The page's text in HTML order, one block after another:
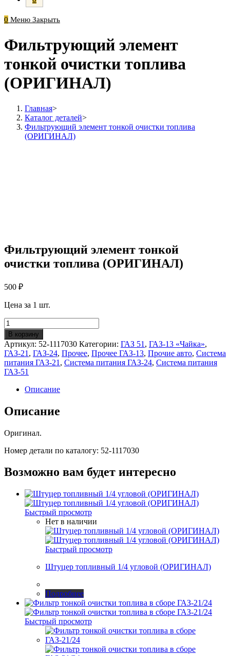
0 Меню Закрыть
Фильтрующий элемент
тонкой очистки топлива
(ОРИГИНАЛ)
Главная>
Каталог деталей>
Фильтрующий элемент тонкой очистки топлива
(ОРИГИНАЛ)
Фильтрующий элемент тонкой
очистки топлива (ОРИГИНАЛ)
500 ₽
Цена за 1 шт.
Количество
Фильтрующий
элемент
тонкой
очистки
топлива
(ОРИГИНАЛ)
В корзину
Артикул: 52-1117030 Категории: ГАЗ 51 , ГАЗ-13 «Чайка»,
ГАЗ-21 , ГАЗ-24, Прочее, Прочее ГАЗ-13, Прочие авто, Система
питания ГАЗ-21 , Система питания ГАЗ-24, Система питания
ГАЗ-51
Описание
Описание
Оригинал.
Номер детали по каталогу: 52-1117030
Возможно вам будет интересно
Быстрый просмотр
Нет в наличии
Быстрый просмотр
Штуцер топливный 1/4 угловой (ОРИГИНАЛ)
Подробнее
Быстрый просмотр